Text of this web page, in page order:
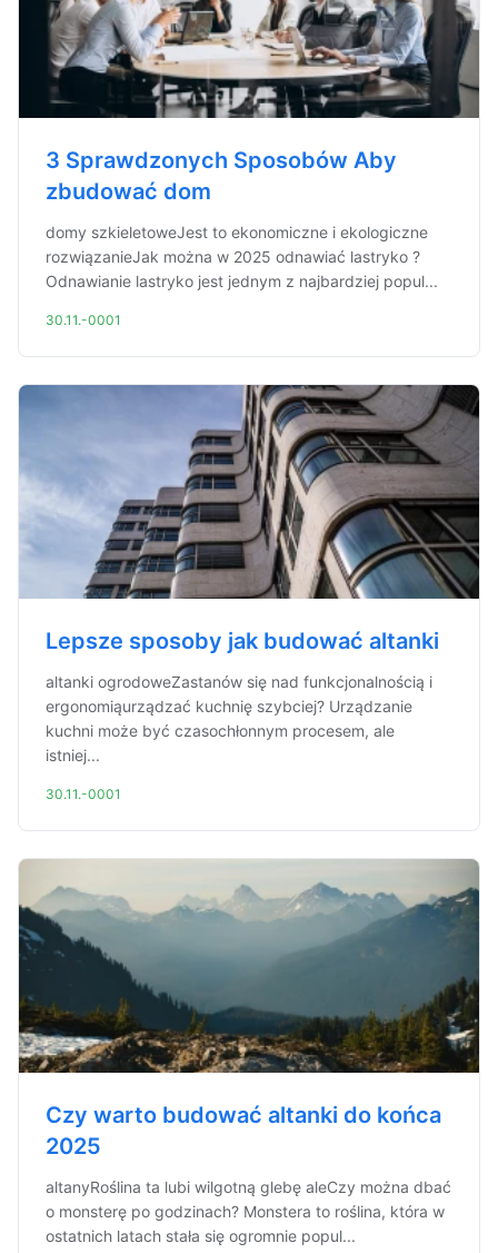
3 Sprawdzonych Sposobów Aby
zbudować dom
domy szkieletoweJest to ekonomiczne i ekologiczne
rozwiązanieJak można w 2025 odnawiać lastryko ?
Odnawianie lastryko jest jednym z najbardziej popul...
30.11.-0001
Lepsze sposoby jak budować altanki
altanki ogrodoweZastanów się nad funkcjonalnością i
ergonomiąurządzać kuchnię szybciej? Urządzanie
kuchni może być czasochłonnym procesem, ale
istniej...
30.11.-0001
Czy warto budować altanki do końca
2025
altanyRoślina ta lubi wilgotną glebę aleCzy można dbać
o monsterę po godzinach? Monstera to roślina, która w
ostatnich latach stała się ogromnie popul...